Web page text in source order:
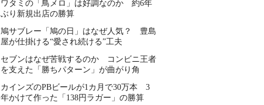
ワタミの「鳥メロ」は好調なのか 約6年
ぶり新規出店の勝算
鳩サブレー「鳩の日」はなぜ人気？ 豊島
屋が仕掛ける“愛され続ける”工夫
セブンはなぜ苦戦するのか コンビニ王者
を支えた「勝ちパターン」が曲がり角
カインズのPBビールが1カ月で30万本 3
年かけて作った「138円ラガー」の勝算